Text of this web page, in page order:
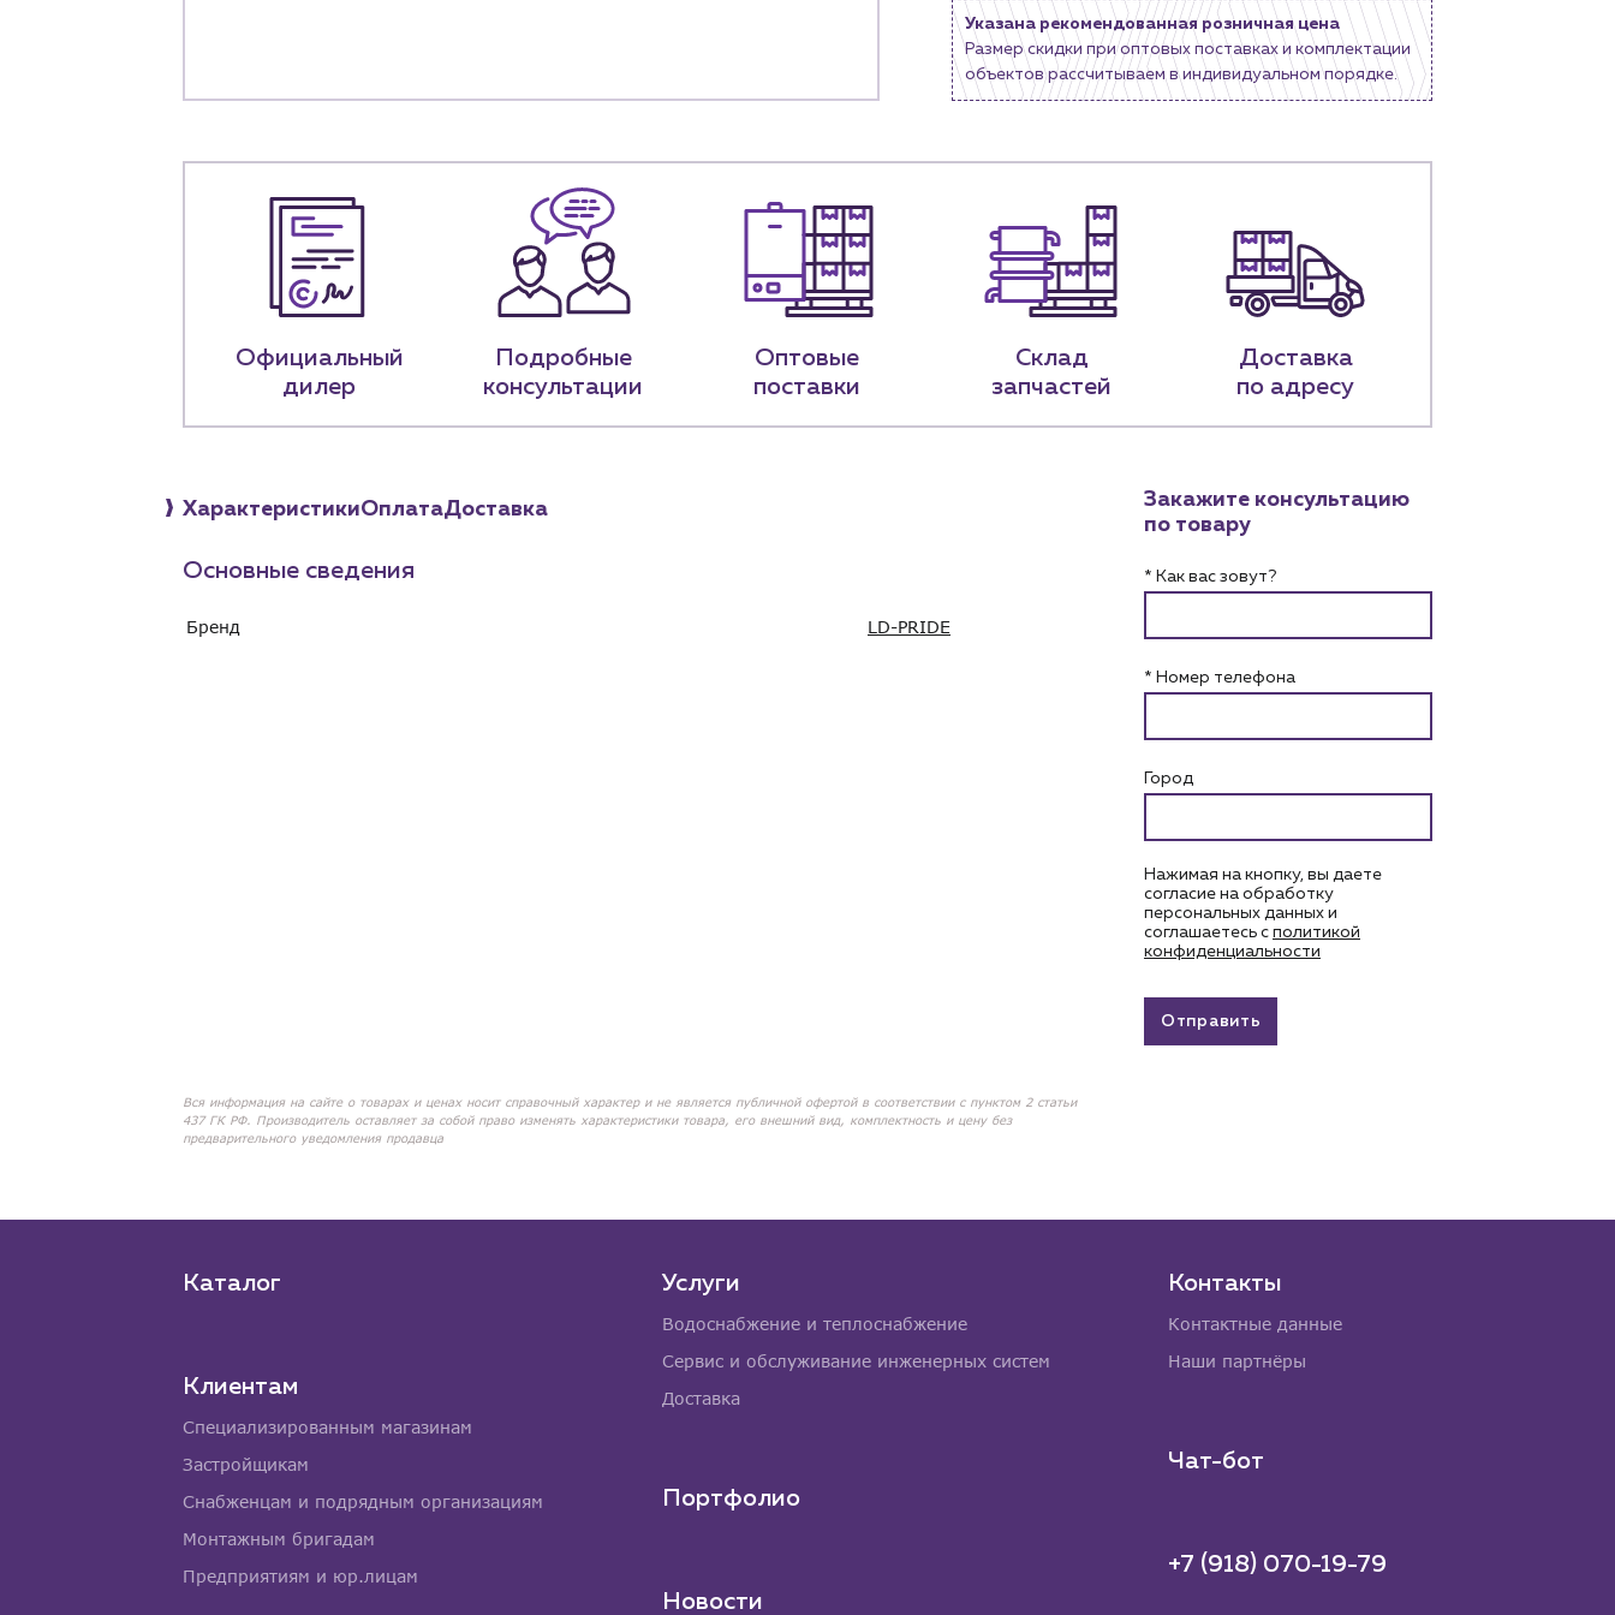
Пн – пт: 9:00 – 18:00 г. Краснодар, ул. Российская, 63
Указана рекомендованная розничная цена
Размер скидки при оптовых поставках и комплектации
объектов рассчитываем в индивидуальном порядке.
Официальный
дилер
Подробные
консультации
Оптовые
поставки
Склад
запчастей
Доставка
по адресу
ХарактеристикиОплатаДоставка
Основные сведения
Бренд LD-PRIDE
Вся информация на сайте о товарах и ценах носит справочный характер и не является публичной офертой в соответствии с пунктом 2 статьи
437 ГК РФ. Производитель оставляет за собой право изменять характеристики товара, его внешний вид, комплектность и цену без
предварительного уведомления продавца
Закажите консультацию
по товару
* Как вас зовут?
* Номер телефона
Город
Нажимая на кнопку, вы даете
согласие на обработку
персональных данных и
соглашаетесь c политикой
конфиденциальности
Отправить
Каталог
Клиентам
Специализированным магазинам
Застройщикам
Снабженцам и подрядным организациям
Монтажным бригадам
Предприятиям и юр.лицам
Услуги
Водоснабжение и теплоснабжение
Сервис и обслуживание инженерных систем
Доставка
Портфолио
Новости
Контакты
Контактные данные
Наши партнёры
Чат-бот
+7 (918) 070-19-79